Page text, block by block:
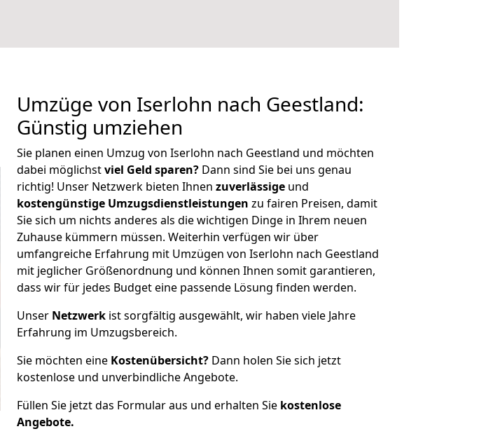
Umzüge von Iserlohn nach Geestland:
Günstig umziehen
Sie planen einen Umzug von Iserlohn nach Geestland und möchten
dabei möglichstviel Geld sparen? Dann sind Sie bei uns genau
richtig! Unser Netzwerk bieten Ihnen zuverlässige und
kostengünstige Umzugsdienstleistungen zu fairen Preisen, damit
Sie sich um nichts anderes als die wichtigen Dinge in Ihrem neuen
Zuhause kümmern müssen. Weiterhin verfügen wir über
umfangreiche Erfahrung mit Umzügen von Iserlohn nach Geestland
mit jeglicher Größenordnung und können Ihnen somit garantieren,
dass wir für jedes Budget eine passende Lösung finden werden.
Unser Netzwerk ist sorgfältig ausgewählt, wir haben viele Jahre
Erfahrung im Umzugsbereich.
Sie möchten eine Kostenübersicht? Dann holen Sie sich jetzt
kostenlose und unverbindliche Angebote.
Füllen Sie jetzt das Formular aus und erhalten Sie kostenlose
Angebote.